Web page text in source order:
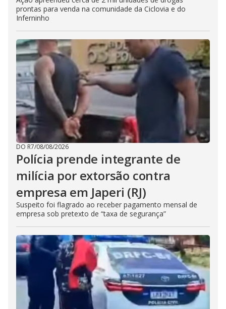
prontas para venda na comunidade da Ciclovia e do
Inferninho
DO R7/08/08/2026
Polícia prende integrante de
milícia por extorsão contra
empresa em Japeri (RJ)
Suspeito foi flagrado ao receber pagamento mensal de
empresa sob pretexto de “taxa de segurança”